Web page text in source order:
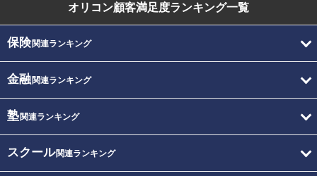
オリコン顧客満足度ランキング一覧
保険関連ランキング
金融関連ランキング
塾関連ランキング
スクール関連ランキング